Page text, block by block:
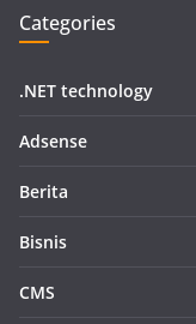
Categories
.NET technology
Adsense
Berita
Bisnis
CMS